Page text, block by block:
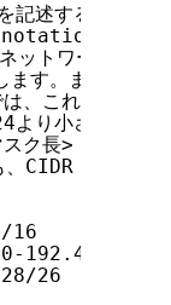
述する場合には
で記述
ットワークアド
す。また、<ネ
、これを便宜上
り小さなアド
ク長> という形
CIDR 的記述を
16
192.44.199.0
26